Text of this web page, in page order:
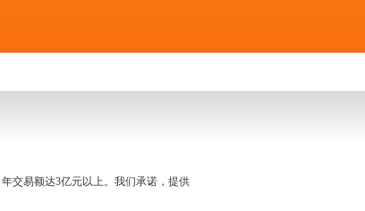
交易额达3亿元以上。我们承诺，提供